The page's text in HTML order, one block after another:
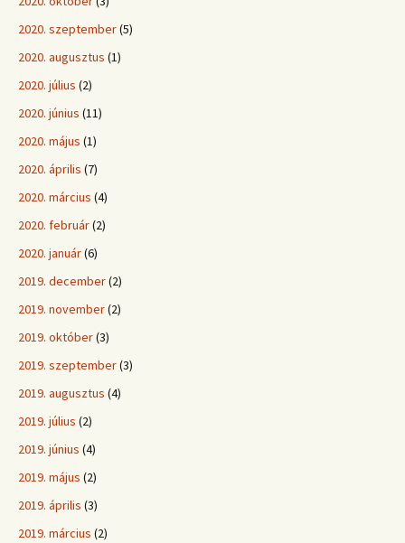
2020. szeptember(5)
2020. augusztus (1)
2020. július (2)
2020. június (11)
2020. május (1)
2020. április (7)
2020. március (4)
2020. február(2)
2020. január(6)
2019. december(2)
2019. november(2)
2019. október(3)
2019. szeptember(3)
2019. augusztus (4)
2019. július (2)
2019. június (4)
2019. május (2)
2019. április (3)
2019. március (2)